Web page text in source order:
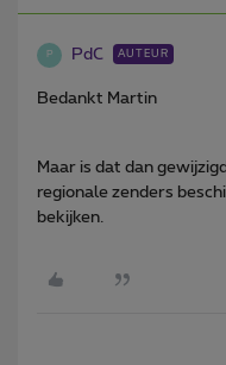
P PdC AUTEUR
Bedankt Martin
Maar is dat dan
regionale zenders
bekijken.